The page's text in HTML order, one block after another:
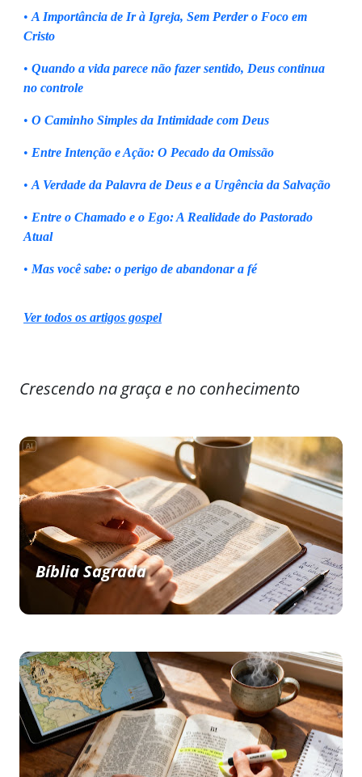
• A Importância de Ir à Igreja, Sem Perder o Foco em
Cristo
• Quando a vida parece não fazer sentido, Deus continua
no controle
• O Caminho Simples da Intimidade com Deus
• Entre Intenção e Ação: O Pecado da Omissão
• A Verdade da Palavra de Deus e a Urgência da Salvação
• Entre o Chamado e o Ego: A Realidade do Pastorado
Atual
• Mas você sabe: o perigo de abandonar a fé
Ver todos os artigos gospel
Crescendo na graça e no conhecimento
Bíblia Sagrada